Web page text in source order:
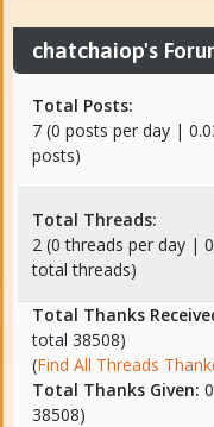
chatchaiop's
Total Posts:
7 (0 posts per day |
posts)
Total Threads:
2 (0 threads per day |
total threads)
Total Thanks
total 38508)
(Find All Threads
Total Thanks Given:
38508)